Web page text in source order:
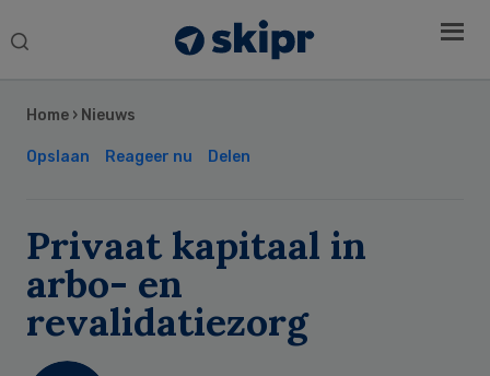
Search
Home › Nieuws
Opslaan Reageer nu Delen
Privaat kapitaal in
arbo- en
revalidatiezorg
Sidebar